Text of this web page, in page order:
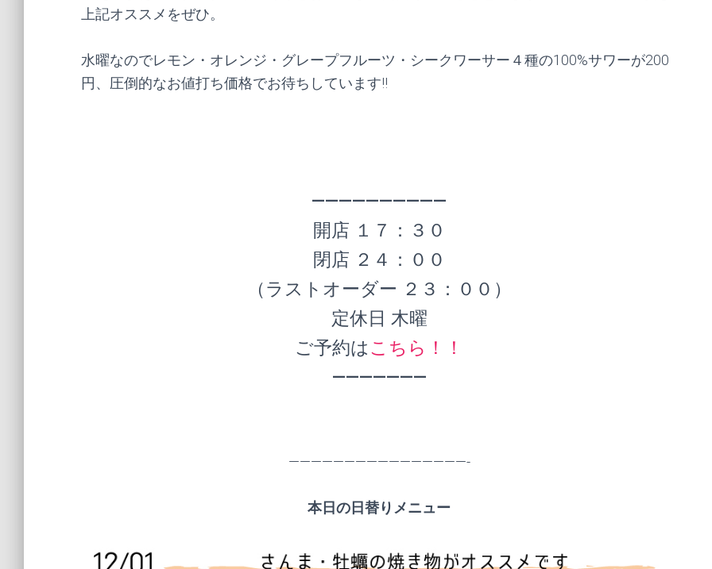
上記オススメをぜひ。
水曜なのでレモン・オレンジ・グレープフルーツ・シークワーサー４種の100%サワーが200
円、圧倒的なお値打ち価格でお待ちしています!!
——————————
開店 １７：３０
閉店 ２４：００
（ラストオーダー ２３：００）
定休日 木曜
ご予約はこちら！！
———————
————————————————-
本日の日替りメニュー